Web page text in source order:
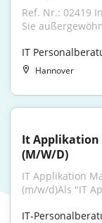
Ref. Nr.: 02419
Sie
IT
Hannover
It Applikation
(M/W/D)
IT Applikation
(m/w/d)Als "IT
IT-